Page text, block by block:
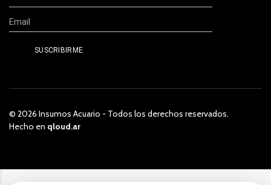
© 2026 Insumos Acuario - Todos los derechos reservados.
Hecho en qloud.ar